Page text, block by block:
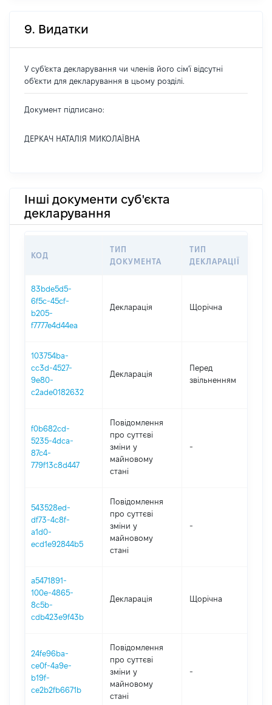
9. Видатки
У суб'єкта декларування чи членів його сім'ї відсутні
об'єкти для декларування в цьому розділі.
Документ підписано:
ДЕРКАЧ НАТАЛІЯ МИКОЛАЇВНА
Інші документи суб'єкта
декларування
КОД
ТИП
ДОКУМЕНТА
ТИП
ДЕКЛАРАЦІЇ
83bde5d5-
6f5c-45cf-
b205-
f7777e4d44ea
Декларація Щорічна
103754ba-
cc3d-4527-
9e80-
c2ade0182632
Декларація
Перед
звільненням
f0b682cd-
5235-4dca-
87c4-
779f13c8d447
Повідомлення
про суттєві
зміни y
майновому
стані
-
543528ed-
df73-4c8f-
a1d0-
ecd1e92844b5
Повідомлення
про суттєві
зміни y
майновому
стані
-
a5471891-
100e-4865-
8c5b-
cdb423e9f43b
Декларація Щорічна
24fe96ba-
ce0f-4a9e-
b19f-
ce2b2fb6671b
Повідомлення
про суттєві
зміни y
майновому
стані
-